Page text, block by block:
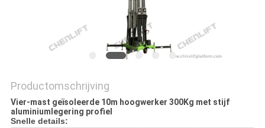
Productomschrijving
Vier-mast geïsoleerde 10m hoogwerker 300Kg met stijf
aluminiumlegering profiel
Snelle details: